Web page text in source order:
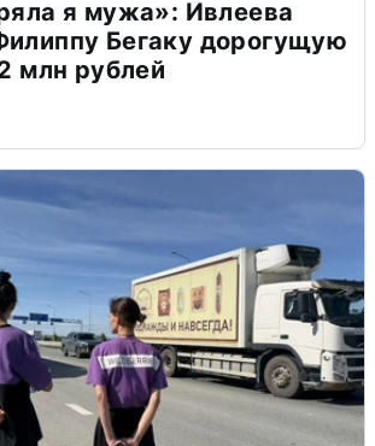
я мужа»: Ивлеева
Бегаку дорогущую
млн рублей